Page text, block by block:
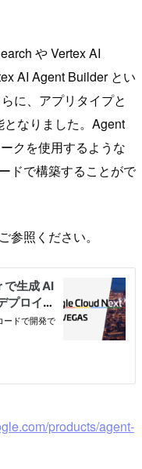
や Vertex AI
AI Agent Builder とい
に、アプリタイプと
なりました。Agent
クを使用するような
ドで構築することがで
照ください。
products/agent-